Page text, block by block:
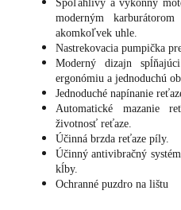
Spoľahlivý a výkonný
moderným
akomkoľvek uhle.
Nastrekovacia pumpička
Moderný dizajn
ergonómiu a jednoduchú
Jednoduché napínanie
Automatické mazanie
životnosť reťaze.
Účinná brzda reťaze píly.
Účinný antivibračný
kĺby.
Ochranné puzdro na lištu